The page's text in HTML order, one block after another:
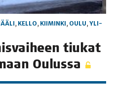
, KELLO, KIIMINKI, OULU, YLI-
tiu­kat
Oulussa